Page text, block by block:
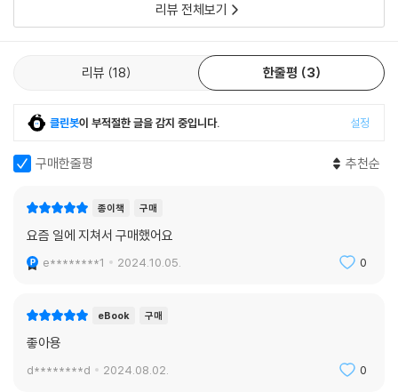
리뷰 전체보기
리뷰 18 한줄평 3
클린봇이 부적절한 글을 감지 중입니다. 설정
구매한줄평 추천순
종이책 구매
요즘 일에 지쳐서 구매했어요
e********1 2024.10.05. 0
eBook 구매
좋아용
d********d 2024.08.02. 0